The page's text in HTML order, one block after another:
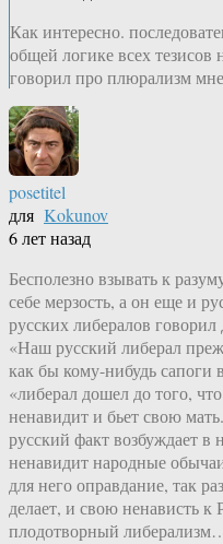
Как интересно.
общей логике всех тезисов
говорил про плюрализм
posetitel
для Kokunov
6 лет назад
Бесполезно взывать к
себе мерзость, а он еще и
русских либералов
«Наш русский либерал
как бы кому-нибудь сапоги
«либерал дошел до того,
ненавидит и бьет свою
русский факт возбуждает в
ненавидит народные
для него оправдание, так
делает, и свою ненависть
плодотворный